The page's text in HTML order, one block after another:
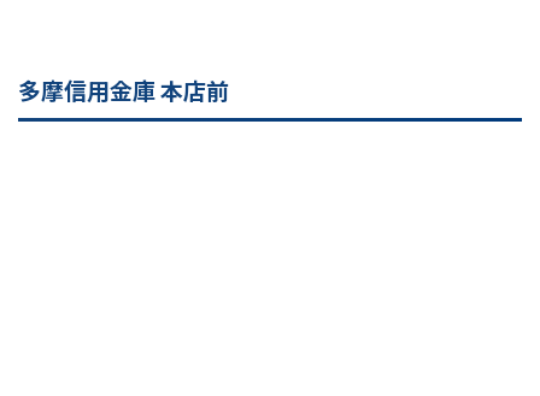
多摩信用金庫 本店前